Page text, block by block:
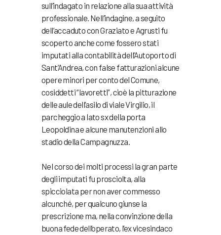
sull’indagato in relazione alla sua attività
professionale. Nell’indagine, a seguito
dell’accaduto con Graziato e Agrusti fu
scoperto anche come fossero stati
imputati alla contabilità dell’Autoporto di
Sant’Andrea, con false fatturazioni alcune
opere minori per conto del Comune,
cosiddetti “lavoretti”, cioè la pitturazione
delle aule dell’asilo di viale Virgilio, il
parcheggio a lato sx della porta
Leopoldina e alcune manutenzioni allo
stadio della Campagnuzza.
Nel corso dei molti processi la gran parte
degli imputati fu prosciolta, alla
spicciolata per non aver commesso
alcunché, per qualcuno giunse la
prescrizione ma, nella convinzione della
buona fede dell’operato, l’ex vicesindaco